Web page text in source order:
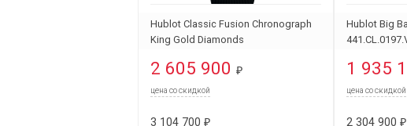
Hublot Classic Fusion Chronograph
King Gold Diamonds
2 605 900 ₽
цена со скидкой
3 104 700 ₽
Hublot Big
1 935
цена со скидкой
2 304 900 ₽